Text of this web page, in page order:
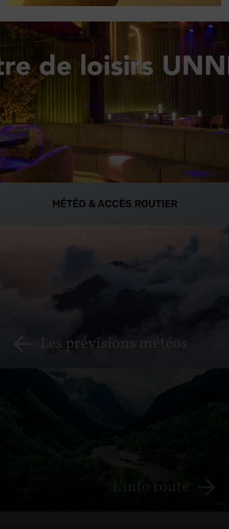
MÉTÉO & ACCÈS ROUTIER
Les prévisions météos